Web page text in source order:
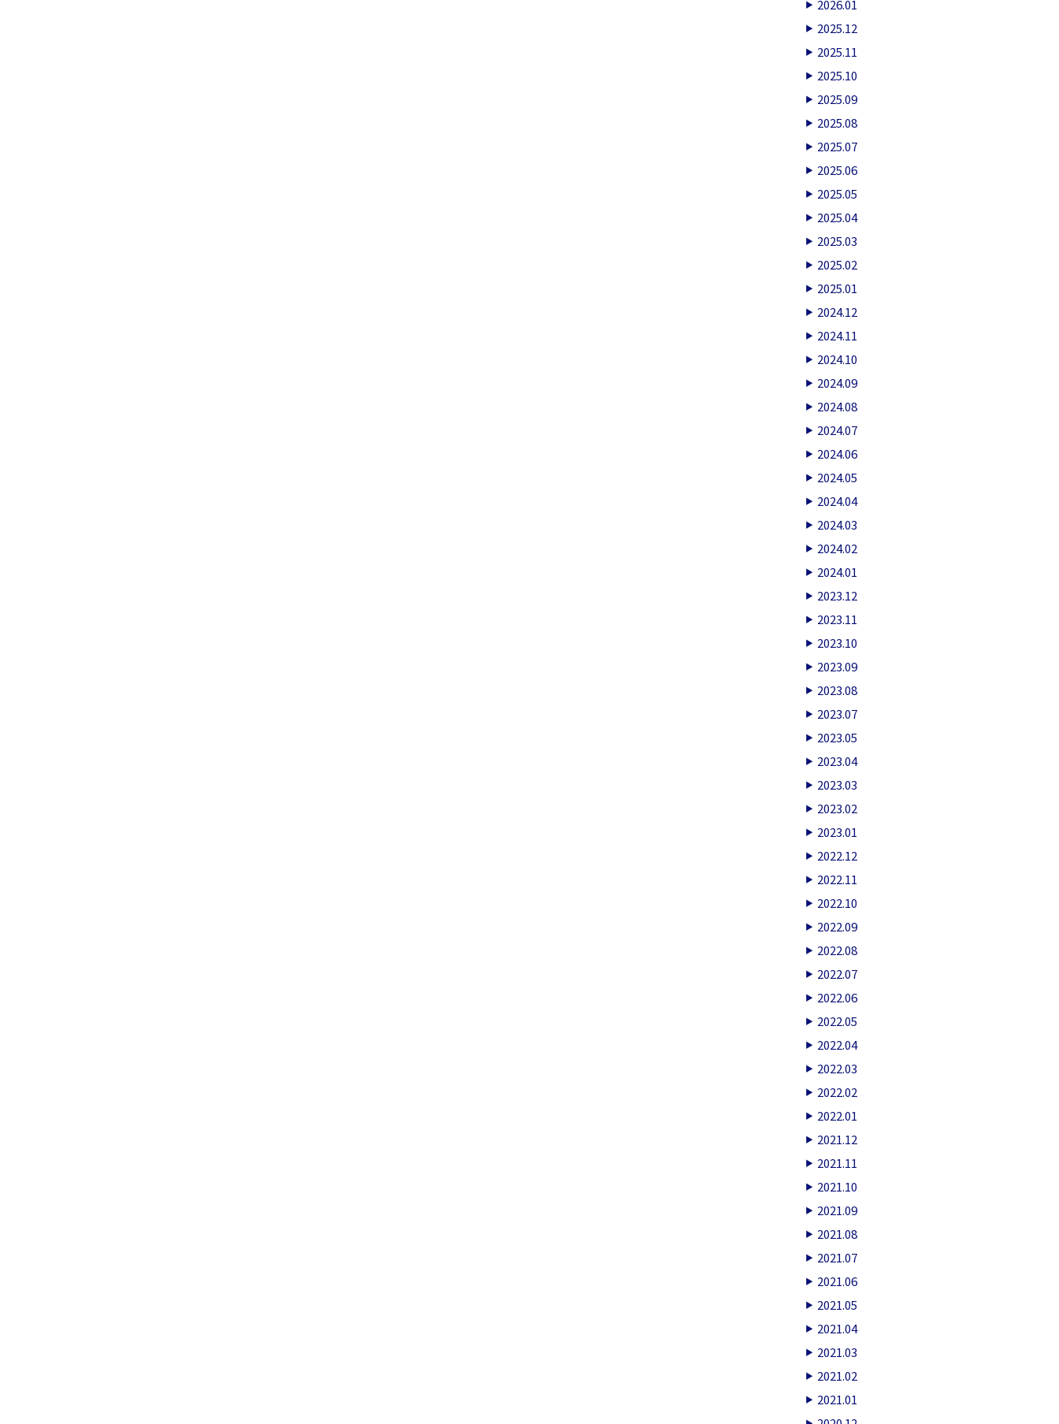
2026.01
2025.12
2025.11
2025.10
2025.09
2025.08
2025.07
2025.06
2025.05
2025.04
2025.03
2025.02
2025.01
2024.12
2024.11
2024.10
2024.09
2024.08
2024.07
2024.06
2024.05
2024.04
2024.03
2024.02
2024.01
2023.12
2023.11
2023.10
2023.09
2023.08
2023.07
2023.05
2023.04
2023.03
2023.02
2023.01
2022.12
2022.11
2022.10
2022.09
2022.08
2022.07
2022.06
2022.05
2022.04
2022.03
2022.02
2022.01
2021.12
2021.11
2021.10
2021.09
2021.08
2021.07
2021.06
2021.05
2021.04
2021.03
2021.02
2021.01